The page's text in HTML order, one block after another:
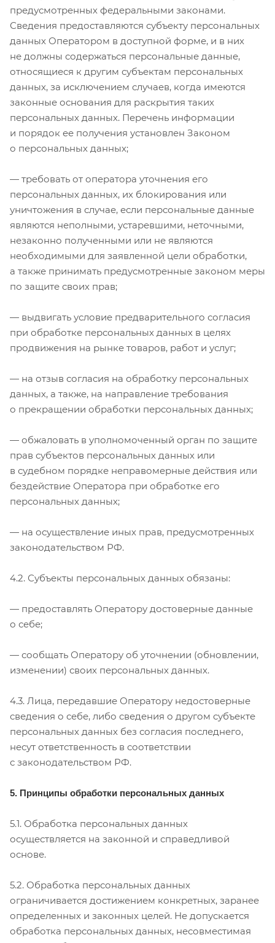
предусмотренных федеральными законами.
Сведения предоставляются субъекту персональных
данных Оператором в доступной форме, и в них
не должны содержаться персональные данные,
относящиеся к другим субъектам персональных
данных, за исключением случаев, когда имеются
законные основания для раскрытия таких
персональных данных. Перечень информации
и порядок ее получения установлен Законом
о персональных данных;
— требовать от оператора уточнения его
персональных данных, их блокирования или
уничтожения в случае, если персональные данные
являются неполными, устаревшими, неточными,
незаконно полученными или не являются
необходимыми для заявленной цели обработки,
а также принимать предусмотренные законом меры
по защите своих прав;
— выдвигать условие предварительного согласия
при обработке персональных данных в целях
продвижения на рынке товаров, работ и услуг;
— на отзыв согласия на обработку персональных
данных, а также, на направление требования
о прекращении обработки персональных данных;
— обжаловать в уполномоченный орган по защите
прав субъектов персональных данных или
в судебном порядке неправомерные действия или
бездействие Оператора при обработке его
персональных данных;
— на осуществление иных прав, предусмотренных
законодательством РФ.
4.2. Субъекты персональных данных обязаны:
— предоставлять Оператору достоверные данные
о себе;
— сообщать Оператору об уточнении (обновлении,
изменении) своих персональных данных.
4.3. Лица, передавшие Оператору недостоверные
сведения о себе, либо сведения о другом субъекте
персональных данных без согласия последнего,
несут ответственность в соответствии
с законодательством РФ.
5. Принципы обработки персональных данных
5.1. Обработка персональных данных
осуществляется на законной и справедливой
основе.
5.2. Обработка персональных данных
ограничивается достижением конкретных, заранее
определенных и законных целей. Не допускается
обработка персональных данных, несовместимая